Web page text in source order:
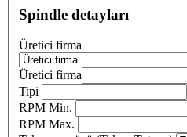
Spindle detayları
Üretici firma
Üretici firma
Tipi
RPM Min.
RPM Max.